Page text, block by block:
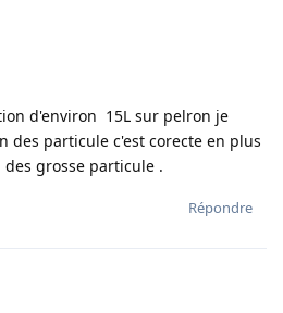
d'environ 15L sur pelron je
des particule c'est corecte en plus
grosse particule .
Répondre